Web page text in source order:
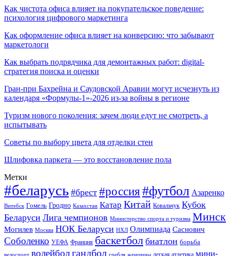
Как чистота офиса влияет на покупательское поведение:
психология цифрового маркетинга
Как оформление офиса влияет на конверсию: что забывают
маркетологи
Как выбрать подрядчика для демонтажных работ: digital-
стратегия поиска и оценки
Гран-при Бахрейна и Саудовской Аравии могут исчезнуть из
календаря «Формулы-1»-2026 из-за войны в регионе
Туризм нового поколения: зачем люди едут не смотреть, а
испытывать
Советы по выбору цвета для отделки стен
Шлифовка паркета — это восстановление пола
Метки
#беларусь #брест #россия#футбол Азаренко
Витебск Гомель Гродно Казахстан Катар Китай Ковальчук Кубок
Беларуси Лига чемпионов Министерство спорта и туризма Минск
Могилев Москва НОК Беларуси НХЛ Олимпиада Саснович
Соболенко УЕФА Франция баскетбол биатлон борьба
велоспорт волейболгандбол гребля женщины легкая атлетика мини-